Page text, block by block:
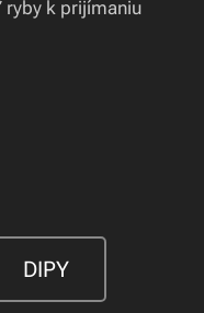
k prijímaniu